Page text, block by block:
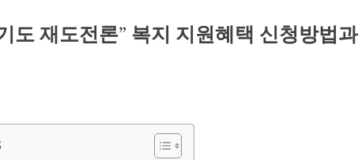
도 재도전론” 복지 지원혜택 신청방법과